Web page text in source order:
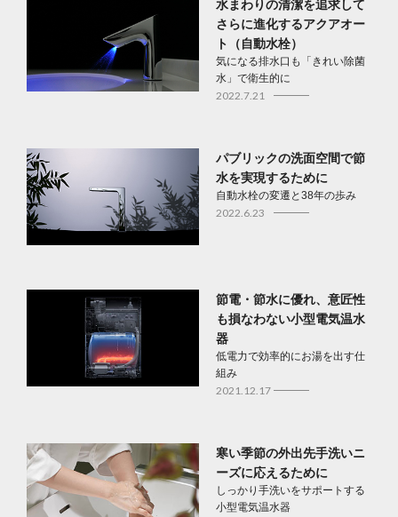
水まわりの清潔を追求して
さらに進化するアクアオー
ト（自動水栓）
気になる排水口も「きれい除菌
水」で衛生的に
2022.7.21
パブリックの洗面空間で節
水を実現するために
自動水栓の変遷と38年の歩み
2022.6.23
節電・節水に優れ、意匠性
も損なわない小型電気温水
器
低電力で効率的にお湯を出す仕
組み
2021.12.17
寒い季節の外出先手洗いニ
ーズに応えるために
しっかり手洗いをサポートする
小型電気温水器